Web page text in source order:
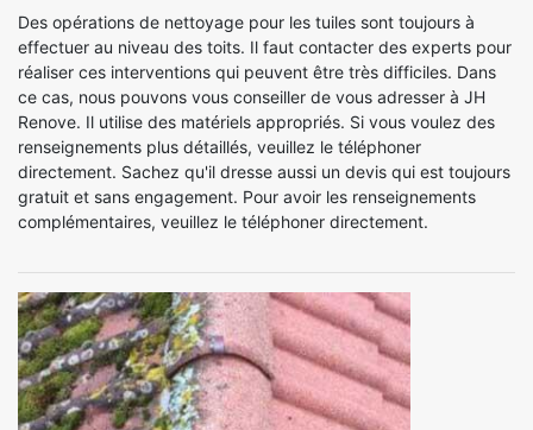
Des opérations de nettoyage pour les tuiles sont toujours à
effectuer au niveau des toits. Il faut contacter des experts pour
réaliser ces interventions qui peuvent être très difficiles. Dans
ce cas, nous pouvons vous conseiller de vous adresser à JH
Renove. Il utilise des matériels appropriés. Si vous voulez des
renseignements plus détaillés, veuillez le téléphoner
directement. Sachez qu'il dresse aussi un devis qui est toujours
gratuit et sans engagement. Pour avoir les renseignements
complémentaires, veuillez le téléphoner directement.